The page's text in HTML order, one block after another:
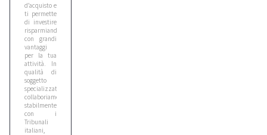
d’acquisto e
ti permette
di investire
risparmiando,
con grandi
vantaggi
per la tua
attività. In
qualità di
soggetto
specializzato,
collaboriamo
stabilmente
con i
Tribunali
italiani,